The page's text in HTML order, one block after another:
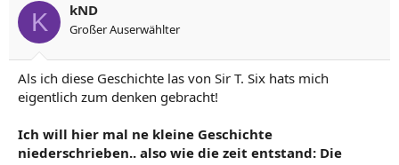
l
r
l
l
a
m
K kND
Großer Auserwählter
Als ich diese Geschichte las von Sir T. Six hats mich
eigentlich zum denken gebracht!
Ich will hier mal ne kleine Geschichte
niederschrieben.. also wie die zeit entstand: Die